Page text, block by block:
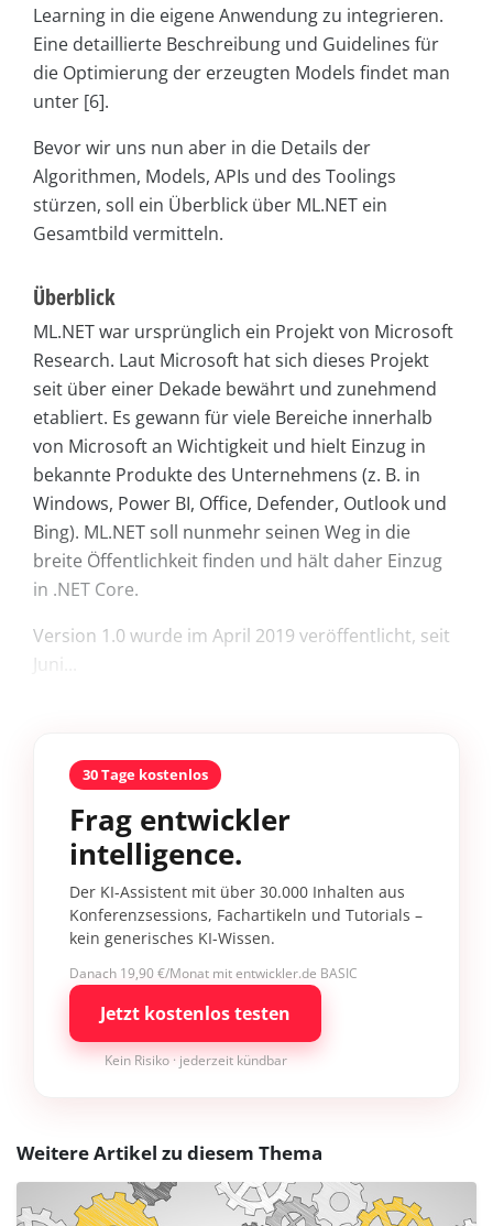
Learning in die eigene Anwendung zu integrieren.
Eine detaillierte Beschreibung und Guidelines für
die Optimierung der erzeugten Models findet man
unter [6].
Bevor wir uns nun aber in die Details der
Algorithmen, Models, APIs und des Toolings
stürzen, soll ein Überblick über ML.NET ein
Gesamtbild vermitteln.
Überblick
ML.NET war ursprünglich ein Projekt von Microsoft
Research. Laut Microsoft hat sich dieses Projekt
seit über einer Dekade bewährt und zunehmend
etabliert. Es gewann für viele Bereiche innerhalb
von Microsoft an Wichtigkeit und hielt Einzug in
bekannte Produkte des Unternehmens (z. B. in
Windows, Power BI, Office, Defender, Outlook und
Bing). ML.NET soll nunmehr seinen Weg in die
breite Öffentlichkeit finden und hält daher Einzug
in .NET Core.
Version 1.0 wurde im April 2019 veröffentlicht, seit
Juni...
30 Tage kostenlos
Frag entwickler
intelligence.
Der KI-Assistent mit über 30.000 Inhalten aus
Konferenzsessions, Fachartikeln und Tutorials –
kein generisches KI-Wissen.
Danach 19,90 €/Monat mit entwickler.de BASIC
Jetzt kostenlos testen
Kein Risiko · jederzeit kündbar
Weitere Artikel zu diesem Thema